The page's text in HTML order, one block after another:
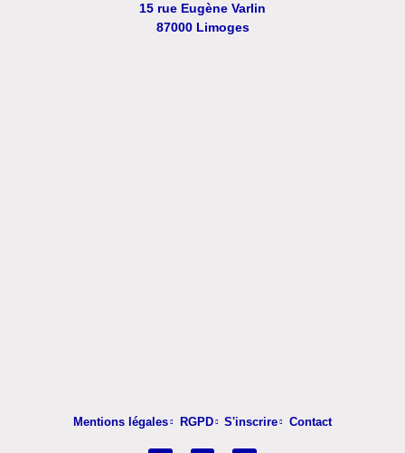
15 rue Eugène Varlin
87000 Limoges
Mentions légales RGPD S'inscrire Contact